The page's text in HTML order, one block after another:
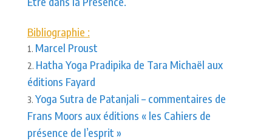
Bibliographie :
Marcel Proust
Hatha Yoga Pradipika de Tara Michaël aux
éditions Fayard
Yoga Sutra de Patanjali – commentaires de
Frans Moors aux éditions « les Cahiers de
présence de l’esprit »